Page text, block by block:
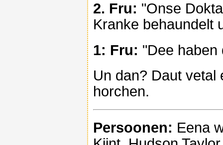
2. Fru: "Onse
Kranke behaundelt
1: Fru: "Dee haben
Un dan? Daut vetal
horchen.
Persoonen: Eena